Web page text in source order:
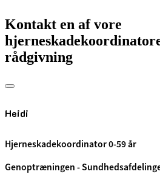
Kontakt en af vore
rådgivning
Heidi
Hjerneskadekoordinator 0-59 år
Genoptræningen -